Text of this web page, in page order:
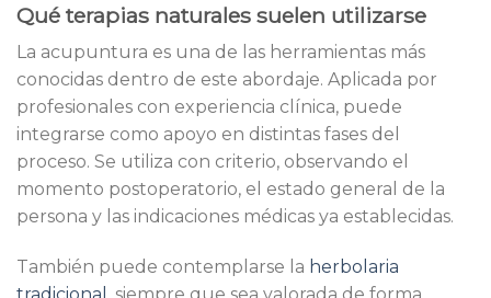
Qué terapias naturales suelen utilizarse
La acupuntura es una de las herramientas más
conocidas dentro de este abordaje. Aplicada por
profesionales con experiencia clínica, puede
integrarse como apoyo en distintas fases del
proceso. Se utiliza con criterio, observando el
momento postoperatorio, el estado general de la
persona y las indicaciones médicas ya establecidas.
También puede contemplarse la herbolaria